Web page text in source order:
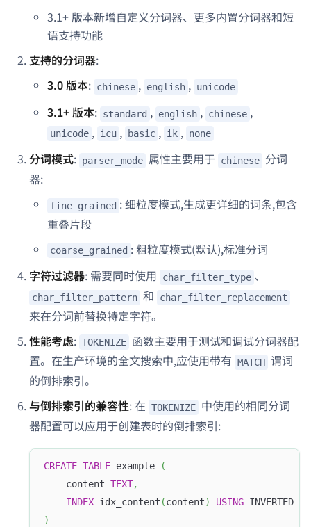
3.1+ 版本新增自定义分词器、更多内置分词器和短
语支持功能
支持的分词器:
3.0 版本: chinese , english , unicode
3.1+ 版本: standard , english , chinese ,
unicode , icu , basic , ik , none
分词模式: parser_mode 属性主要用于 chinese 分词
器:
fine_grained : 细粒度模式,生成更详细的词条,包含
重叠片段
coarse_grained : 粗粒度模式(默认),标准分词
字符过滤器: 需要同时使用 char_filter_type 、
char_filter_pattern 和 char_filter_replacement
来在分词前替换特定字符。
性能考虑: TOKENIZE 函数主要用于测试和调试分词器配
置。在生产环境的全文搜索中,应使用带有 MATCH 谓词
的倒排索引。
与倒排索引的兼容性: 在 TOKENIZE 中使用的相同分词
器配置可以应用于创建表时的倒排索引:
CREATE TABLE example
(
    content
TEXT,
INDEX idx_content (content) USING INVERTED
)